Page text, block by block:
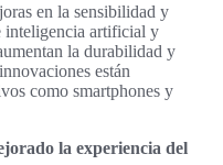
en la sensibilidad y
inteligencia artificial y
la durabilidad y
están
como smartphones y
la experiencia del